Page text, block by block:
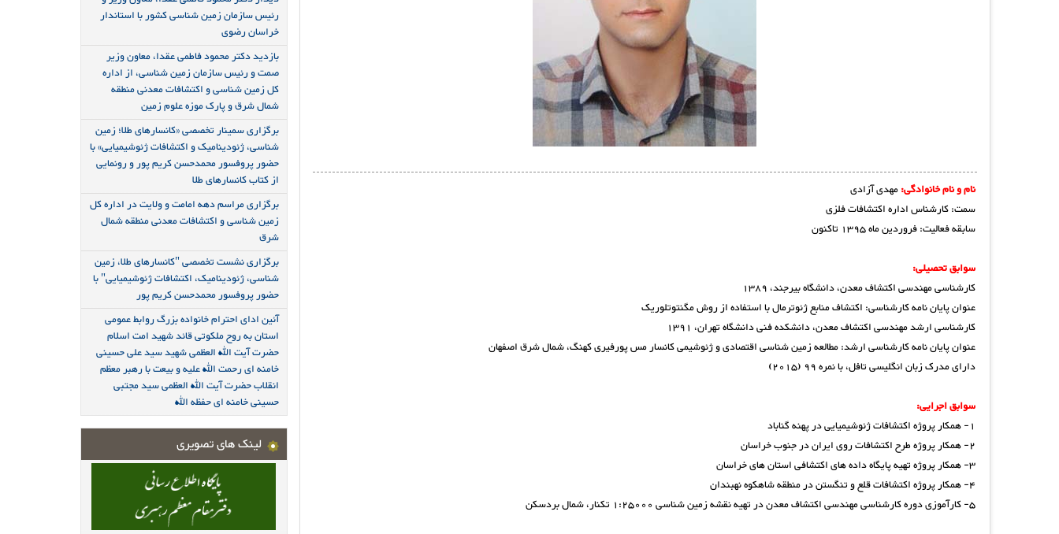
نام و نام خانوادگی:مهدی آزادی
سمت: کارشناس اداره اکتشافات فلزی
سابقه فعالیت: فروردین ماه 1395 تاکنون
سوابق تحصیلی:
کارشناسی مهندسی اکتشاف معدن، دانشگاه بیرجند، 1389
عنوان پایان نامه کارشناسی: اکتشاف منابع ژئوترمال با استفاده از روش مگنتوتلوریک
کارشناسی ارشد مهندسی اکتشاف معدن، دانشکده فنی دانشگاه تهران، 1391
عنوان پایان نامه کارشناسی ارشد: مطالعه زمین شناسی اقتصادی و ژئوشیمی کانسار مس پورفیری کهنگ، شمال شرق اصفهان
دارای مدرک زبان انگلیسی تافل، با نمره 99 (2015)
سوابق اجرایی:
1- همکار پروژه اکتشافات ژئوشیمیایی در پهنه گناباد
2- همکار پروژه طرح اکتشافات روی ایران در جنوب خراسان
3- همکار پروژه تهیه پایگاه داده های اکتشافی استان های خراسان
4- همکار پروژه اکتشافات قلع و تنگستن در منطقه شاهکوه نهبندان
5- کارآموزی دوره کارشناسی مهندسی اکتشاف معدن در تهیه نقشه زمین شناسی 1:25000 تکنار، شمال بردسکن
رئیس سازمان زمین شناسی کشور با استاندار
خراسان رضوی
بازدید دکتر محمود فاطمی عقدا، معاون وزیر
صمت و رئیس سازمان زمین شناسی، از اداره
کل زمین شناسی و اکتشافات معدنی منطقه
شمال شرق و پارک موزه علوم زمین
برگزاری سمینار تخصصی «کانسارهای طلا؛ زمین
شناسی، ژئودینامیک و اکتشافات ژئوشیمیایی» با
حضور پروفسور محمدحسن کریم پور و رونمایی
از کتاب کانسارهای طلا
برگزاری مراسم دهه امامت و ولایت در اداره کل
زمین شناسی و اکتشافات معدنی منطقه شمال
شرق
برگزاری نشست تخصصی "کانسارهای طلا، زمین
شناسی، ژئودینامیک، اکتشافات ژئوشیمیایی" با
حضور پروفسور محمدحسن کریم پور
آئین ادای احترام خانواده بزرگ روابط عمومی
استان به روح ملکوتی قائد شهید امت اسلام
حضرت آیت الله العظمی شهید سید علی حسینی
خامنه ای رحمت الله علیه و بیعت با رهبر معظم
انقلاب حضرت آیت الله العظمی سید مجتبی
حسینی خامنه ای حفظه الله
لینک های تصویری